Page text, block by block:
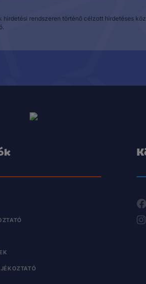
rendszeren történő célzott hirdetéses